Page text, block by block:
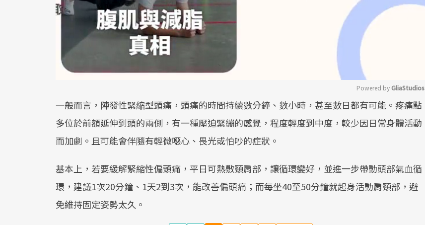
Mute
Powered by GliaStudios
一般而言，陣發性緊縮型頭痛，頭痛的時間持續數分鐘、數小時，甚至數日都有可能。疼痛點
多位於前額延伸到頭的兩側，有一種壓迫緊繃的感覺，程度輕度到中度，較少因日常身體活動
而加劇。且可能會伴隨有輕微噁心、畏光或怕吵的症狀。
基本上，若要緩解緊縮性偏頭痛，平日可熱敷頸肩部，讓循環變好，並進一步帶動頭部氣血循
環，建議1次20分鐘、1天2到3次，能改善偏頭痛；而每坐40至50分鐘就起身活動肩頸部，避
免維持固定姿勢太久。